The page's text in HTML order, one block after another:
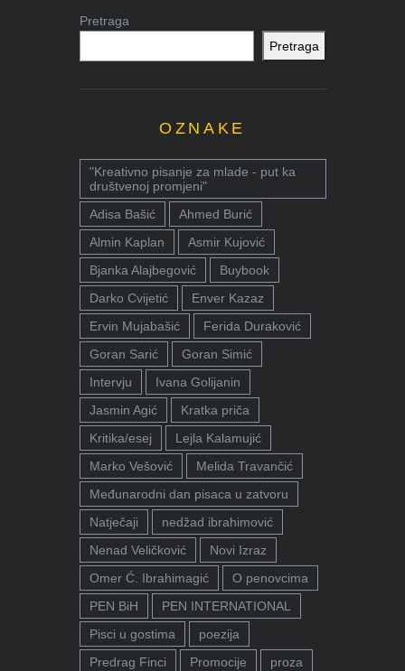
Pretraga
Pretraga
OZNAKE
"Kreativno pisanje za mlade - put ka
društvenoj promjeni"
Adisa Bašić
Ahmed Burić
Almin Kaplan
Asmir Kujović
Bjanka Alajbegović
Buybook
Darko Cvijetić
Enver Kazaz
Ervin Mujabašić
Ferida Duraković
Goran Sarić
Goran Simić
Intervju
Ivana Golijanin
Jasmin Agić
Kratka priča
Kritika/esej
Lejla Kalamujić
Marko Vešović
Melida Travančić
Međunarodni dan pisaca u zatvoru
Natječaji
nedžad ibrahimović
Nenad Veličković
Novi Izraz
Omer Ć. Ibrahimagić
O penovcima
PEN BiH
PEN INTERNATIONAL
Pisci u gostima
poezija
Predrag Finci
Promocije
proza